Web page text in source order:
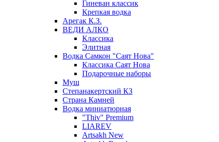
Гиневан классик
Крепкая водка
Арегак К.З.
ВЕДИ АЛКО
Классика
Элитная
Водка Самкон "Саят Нова"
Классика Саят Нова
Подарочные наборы
Муш
Степанакертский КЗ
Страна Камней
Водка миниатюрная
"Thiv" Premium
LIAREV
Artsakh New